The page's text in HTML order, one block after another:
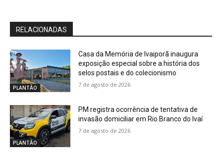
RELACIONADAS
PLANTÃO
Casa da Memória de Ivaiporã inaugura
exposição especial sobre a história dos
selos postais e do colecionismo
7 de agosto de 2026
PLANTÃO
PM registra ocorrência de tentativa de
invasão domiciliar em Rio Branco do Ivaí
7 de agosto de 2026